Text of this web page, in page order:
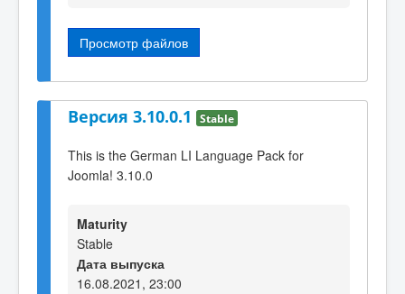
Просмотр файлов
Версия 3.10.0.1 Stable
This is the German LI Language Pack for
Joomla! 3.10.0
Maturity
Stable
Дата выпуска
16.08.2021, 23:00